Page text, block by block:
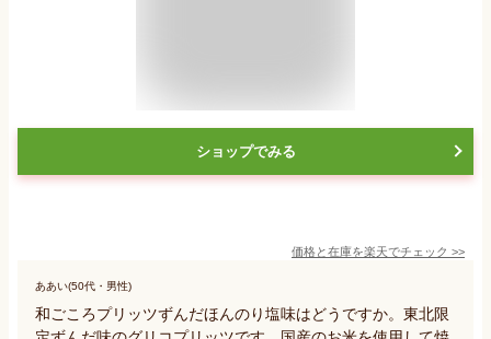
ショップでみる
価格と在庫を楽天でチェック >>
ああい(50代・男性)
和ごころプリッツずんだほんのり塩味はどうですか。東北限